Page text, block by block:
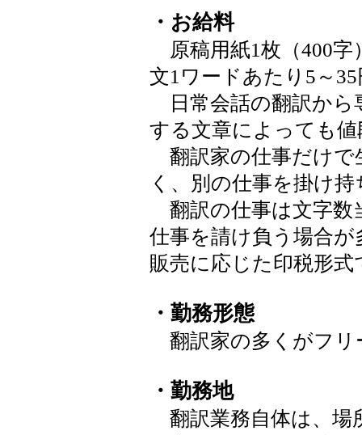
・お給料
原稿用紙1枚（400字
文1ワードあたり5～
日常会話の翻訳から
する文章によっても
翻訳家の仕事だけで
く、別の仕事を掛け
翻訳の仕事は文字数
仕事を請け負う場合
販売に応じた印税形
・勤務形態
翻訳家の多くがフリ
・勤務地
翻訳業務自体は、場